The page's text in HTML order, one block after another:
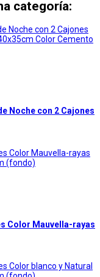
categoría:
Noche con 2 Cajones
Color Mauvella-rayas